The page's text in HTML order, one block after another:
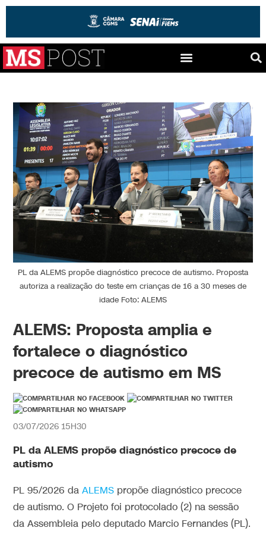
PL da ALEMS propõe diagnóstico precoce de autismo. Proposta
autoriza a realização do teste em crianças de 16 a 30 meses de
idade Foto: ALEMS
ALEMS: Proposta amplia e
fortalece o diagnóstico
precoce de autismo em MS
03/07/2026 15H30
PL da ALEMS propõe diagnóstico precoce de
autismo
PL 95/2026 daALEMS propõe diagnóstico precoce
de autismo. O Projeto foi protocolado (2) na sessão
da Assembleia pelo deputado Marcio Fernandes (PL).